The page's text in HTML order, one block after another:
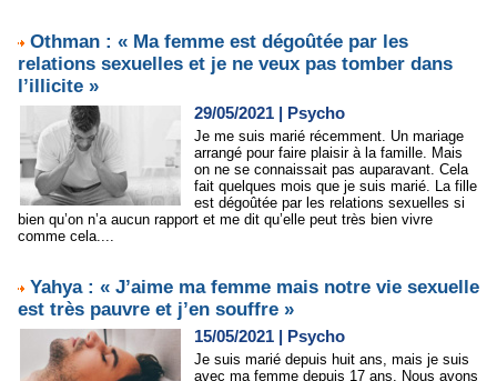
Othman : « Ma femme est dégoûtée par les
relations sexuelles et je ne veux pas tomber dans
l’illicite »
29/05/2021 | Psycho
Je me suis marié récemment. Un mariage
arrangé pour faire plaisir à la famille. Mais
on ne se connaissait pas auparavant. Cela
fait quelques mois que je suis marié. La fille
est dégoûtée par les relations sexuelles si
bien qu’on n’a aucun rapport et me dit qu’elle peut très bien vivre
comme cela....
Yahya : « J’aime ma femme mais notre vie sexuelle
est très pauvre et j’en souffre »
15/05/2021 | Psycho
Je suis marié depuis huit ans, mais je suis
avec ma femme depuis 17 ans. Nous avons